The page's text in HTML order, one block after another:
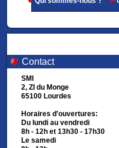
Contact
SMI
2, ZI du Monge
65100 Lourdes
Horaires d'ouvertures:
Du lundi au vendredi
8h - 12h et 13h30 - 17h30
Le samedi